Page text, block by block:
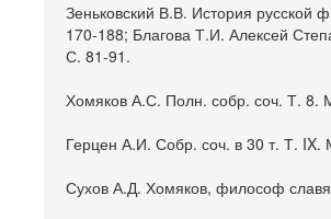
Зеньковский В.В. История
170-188; Благова Т.И. Алексей
С. 81-91.
Хомяков А.С. Полн. собр. соч. Т. 8.
Герцен А.И. Собр. соч. в 30 т. Т.
Сухов А.Д. Хомяков, философ